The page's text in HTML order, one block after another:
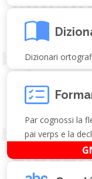
Dizionari
Par cognossi la
pai verps e la